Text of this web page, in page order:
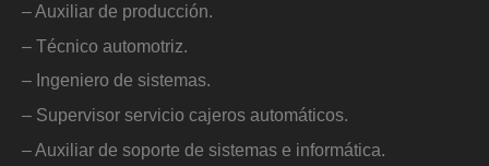
– Auxiliar de producción.
– Técnico automotriz.
– Ingeniero de sistemas.
– Supervisor servicio cajeros automáticos.
– Auxiliar de soporte de sistemas e informática.